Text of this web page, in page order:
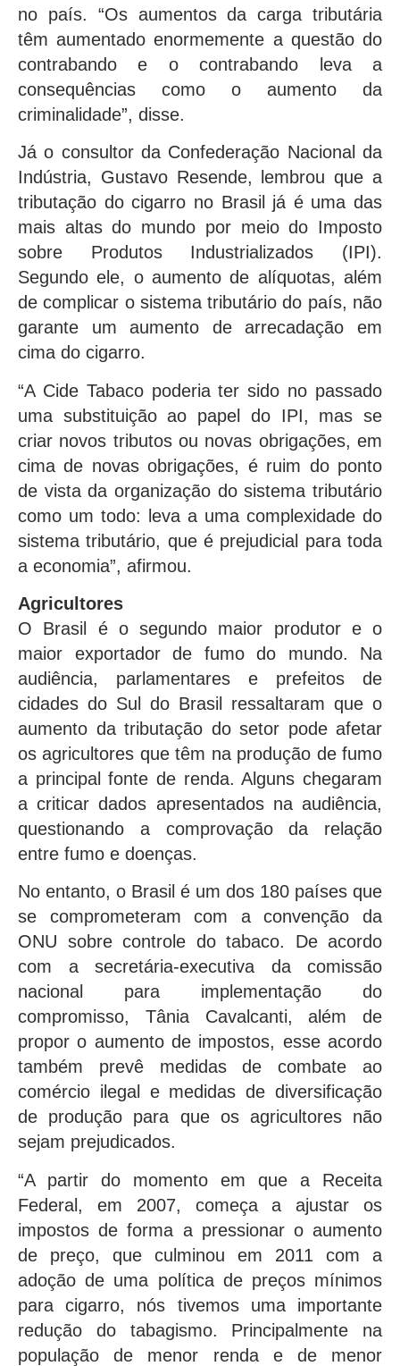
no país. “Os aumentos da carga tributária
têm aumentado enormemente a questão do
contrabando e o contrabando leva a
consequências como o aumento da
criminalidade”, disse.
Já o consultor da Confederação Nacional da
Indústria, Gustavo Resende, lembrou que a
tributação do cigarro no Brasil já é uma das
mais altas do mundo por meio do Imposto
sobre Produtos Industrializados (IPI).
Segundo ele, o aumento de alíquotas, além
de complicar o sistema tributário do país, não
garante um aumento de arrecadação em
cima do cigarro.
“A Cide Tabaco poderia ter sido no passado
uma substituição ao papel do IPI, mas se
criar novos tributos ou novas obrigações, em
cima de novas obrigações, é ruim do ponto
de vista da organização do sistema tributário
como um todo: leva a uma complexidade do
sistema tributário, que é prejudicial para toda
a economia”, afirmou.
Agricultores
O Brasil é o segundo maior produtor e o
maior exportador de fumo do mundo. Na
audiência, parlamentares e prefeitos de
cidades do Sul do Brasil ressaltaram que o
aumento da tributação do setor pode afetar
os agricultores que têm na produção de fumo
a principal fonte de renda. Alguns chegaram
a criticar dados apresentados na audiência,
questionando a comprovação da relação
entre fumo e doenças.
No entanto, o Brasil é um dos 180 países que
se comprometeram com a convenção da
ONU sobre controle do tabaco. De acordo
com a secretária-executiva da comissão
nacional para implementação do
compromisso, Tânia Cavalcanti, além de
propor o aumento de impostos, esse acordo
também prevê medidas de combate ao
comércio ilegal e medidas de diversificação
de produção para que os agricultores não
sejam prejudicados.
“A partir do momento em que a Receita
Federal, em 2007, começa a ajustar os
impostos de forma a pressionar o aumento
de preço, que culminou em 2011 com a
adoção de uma política de preços mínimos
para cigarro, nós tivemos uma importante
redução do tabagismo. Principalmente na
população de menor renda e de menor